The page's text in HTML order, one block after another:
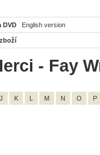
DVD English version
- Fay
J K L M N O P